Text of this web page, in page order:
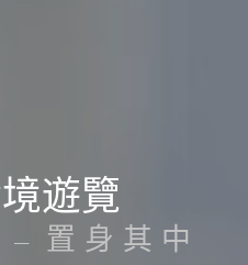
遊覽
– 置 身 其 中